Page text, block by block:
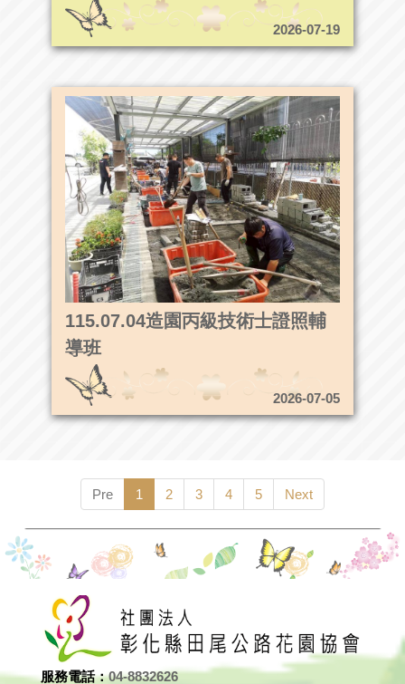
2026-07-19
115.07.04造園丙級技術士證照輔
導班
2026-07-05
Pre 1 2 3 4 5 Next
服務電話：04-8832626